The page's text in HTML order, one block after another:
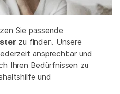
Sie passende
zu finden. Unsere
ansprechbar und
Ihren Bedürfnissen zu
und